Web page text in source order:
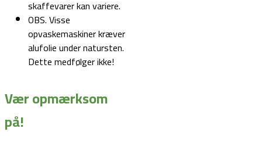
skaffevarer kan variere.
OBS. Visse
opvaskemaskiner kræver
alufolie under natursten.
Dette medfølger ikke!
Vær opmærksom
på!